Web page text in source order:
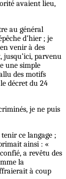
avaient lieu,
au général
d’hier ; je
venir à des
jusqu’ici, parvenu
une simple
des motifs
décret du 24
je ne puis
ce langage ;
ainsi : «
a revêtu des
la
à coup